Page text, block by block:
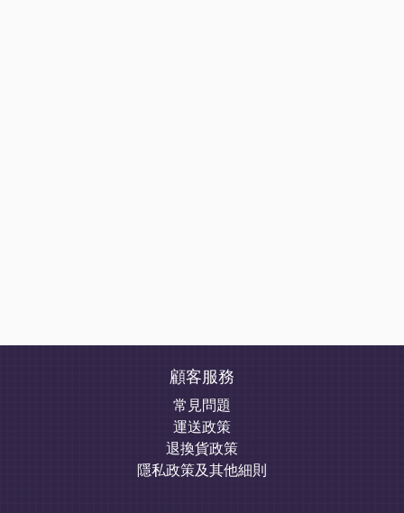
顧客服務
常見問題
運送政策
退換貨政策
隱私政策及其他細則